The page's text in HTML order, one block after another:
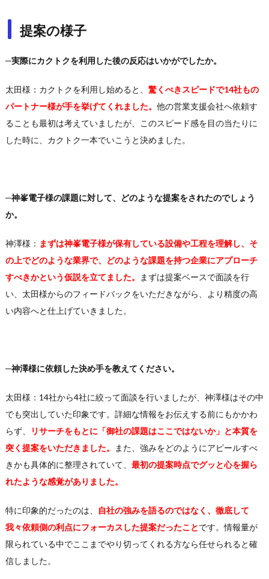
提案の様子
─実際にカクトクを利用した後の反応はいかがでしたか。
太田様：カクトクを利用し始めると、 驚くべきスピードで14社もの
パートナー様が手を挙げてくれました。 他の営業支援会社へ依頼す
ることも最初は考えていましたが、このスピード感を目の当たりに
した時に、カクトク一本でいこうと決めました。
─神峯電子様の課題に対して、どのような提案をされたのでしょう
か。
神澤様： まずは神峯電子様が保有している設備や工程を理解し、そ
の上でどのような業界で、どのような課題を持つ企業にアプローチ
すべきかという仮説を立てました。
まずは提案ベースで面談を行
い、太田様からのフィードバックをいただきながら、より精度の高
い内容へと仕上げていきました。
─神澤様に依頼した決め手を教えてください。
太田様：14社から4社に絞って面談を行いましたが、神澤様はその中
でも突出していた印象です。詳細な情報をお伝えする前にもかかわ
らず、
リサーチをもとに「御社の課題はここではないか」と本質を
突く提案をいただきました。
また、強みをどのようにアピールすべ
きかも具体的に整理されていて、 最初の提案時点でグッと心を握ら
れたような感覚がありました。
特に印象的だったのは、
自社の強みを語るのではなく、徹底して
我々依頼側の利点にフォーカスした提案だったことです。情報量が
限られている中でここまでやり切ってくれる方なら任せられると確
信しました。